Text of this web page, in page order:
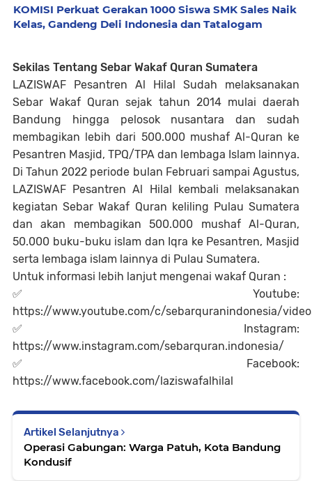
KOMISI Perkuat Gerakan 1000 Siswa SMK Sales Naik
Kelas, Gandeng Deli Indonesia dan Tatalogam
Sekilas Tentang Sebar Wakaf Quran Sumatera
LAZISWAF Pesantren Al Hilal Sudah melaksanakan
Sebar Wakaf Quran sejak tahun 2014 mulai daerah
Bandung hingga pelosok nusantara dan sudah
membagikan lebih dari 500.000 mushaf Al-Quran ke
Pesantren Masjid, TPQ/TPA dan lembaga Islam lainnya.
Di Tahun 2022 periode bulan Februari sampai Agustus,
LAZISWAF Pesantren Al Hilal kembali melaksanakan
kegiatan Sebar Wakaf Quran keliling Pulau Sumatera
dan akan membagikan 500.000 mushaf Al-Quran,
50.000 buku-buku islam dan Iqra ke Pesantren, Masjid
serta lembaga islam lainnya di Pulau Sumatera.
Untuk informasi lebih lanjut mengenai wakaf Quran :
✅
Youtube:
https://www.youtube.com/c/sebarquranindonesia/
✅
Instagram:
https://www.instagram.com/sebarquran.indonesia/
✅
Facebook:
https://www.facebook.com/laziswafalhilal
Artikel Selanjutnya
Operasi Gabungan: Warga Patuh, Kota Bandung
Kondusif